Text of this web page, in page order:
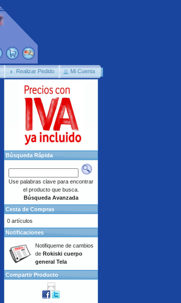
Realizar Pedido Mi Cuenta
Búsqueda Rápida
Use palabras clave para encontrar
el producto que busca.
Búsqueda Avanzada
Cesta de Compras
0 artículos
Notificaciones
Notifiqueme de cambios
de Rokiski cuerpo
general Tela
Compartir Producto